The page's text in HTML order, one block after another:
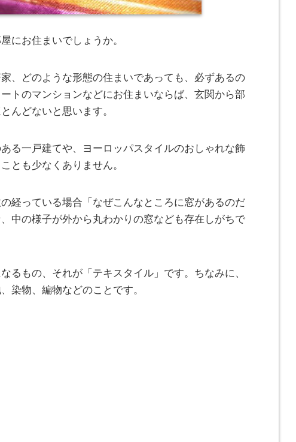
にお住まいでしょうか。
、どのような形態の住まいであっても、必ずあるの
トのマンションなどにお住まいならば、玄関から部
んどないと思います。
る一戸建てや、ヨーロッパスタイルのおしゃれな飾
とも少なくありません。
経っている場合「なぜこんなところに窓があるのだ
中の様子が外から丸わかりの窓なども存在しがちで
るもの、それが「テキスタイル」です。ちなみに、
染物、編物などのことです。